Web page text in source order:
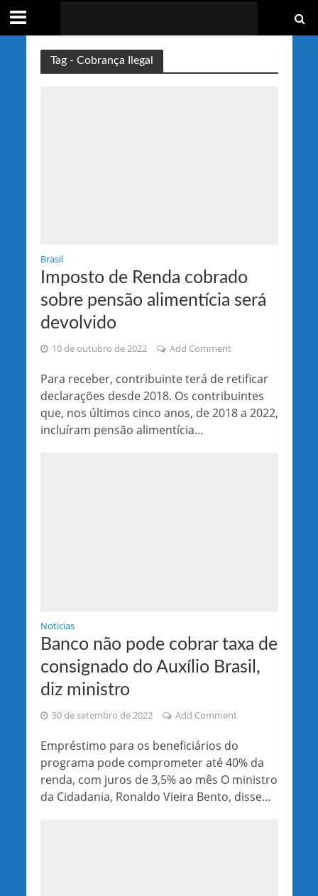
Tag - Cobrança Ilegal
Brasil
Imposto de Renda cobrado
sobre pensão alimentícia será
devolvido
10 de outubro de 2022 Add Comment
Para receber, contribuinte terá de retificar
declarações desde 2018. Os contribuintes
que, nos últimos cinco anos, de 2018 a 2022,
incluíram pensão alimentícia...
Noticias
Banco não pode cobrar taxa de
consignado do Auxílio Brasil,
diz ministro
30 de setembro de 2022 Add Comment
Empréstimo para os beneficiários do
programa pode comprometer até 40% da
renda, com juros de 3,5% ao mês O ministro
da Cidadania, Ronaldo Vieira Bento, disse...